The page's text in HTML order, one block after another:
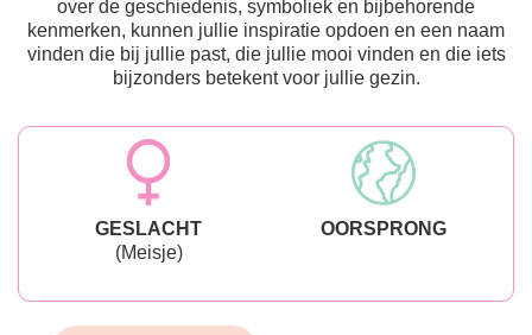
over de geschiedenis, symboliek en bijbehorende
kenmerken, kunnen jullie inspiratie opdoen en een naam
vinden die bij jullie past, die jullie mooi vinden en die iets
bijzonders betekent voor jullie gezin.
GESLACHT
(Meisje)
OORSPRONG